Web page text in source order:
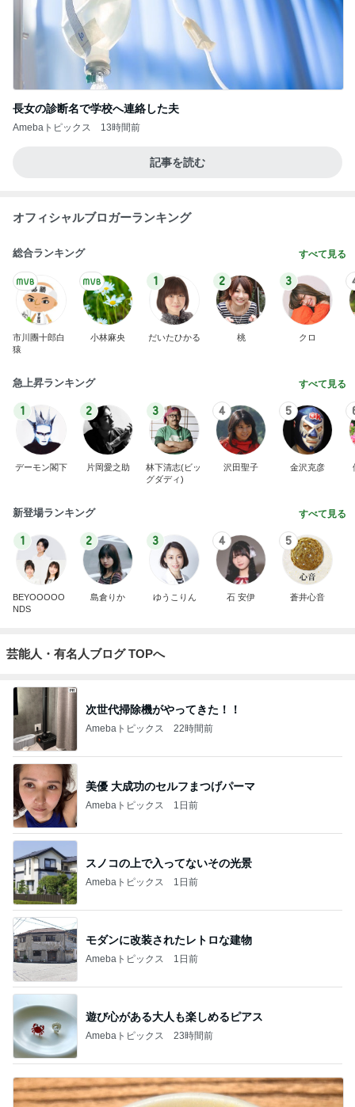
長女の診断名で学校へ連絡した夫
Amebaトピックス 13時間前
記事を読む
オフィシャルブロガーランキング
総合ランキング すべて見る
市川團十郎白
猿
小林麻央
1
だいたひかる
2
桃
3
クロ
急上昇ランキング すべて見る
1
デーモン閣下
2
片岡愛之助
3
林下清志(ビッ
グダディ)
4
沢田聖子
5
金沢克彦
新登場ランキング すべて見る
1
BEYOOOOO
NDS
2
島倉りか
3
ゆうこりん
4
石 安伊
5
蒼井心音
芸能人・有名人ブログ TOPへ
次世代掃除機がやってきた！！
Amebaトピックス 22時間前
美優 大成功のセルフまつげパーマ
Amebaトピックス 1日前
スノコの上で入ってないその光景
Amebaトピックス 1日前
モダンに改装されたレトロな建物
Amebaトピックス 1日前
遊び心がある大人も楽しめるピアス
Amebaトピックス 23時間前